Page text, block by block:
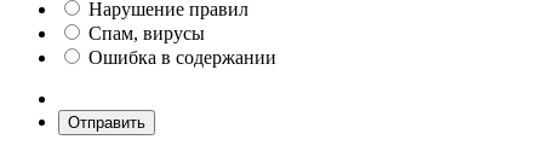
Нарушение правил
Спам, вирусы
Ошибка в содержании
Отправить